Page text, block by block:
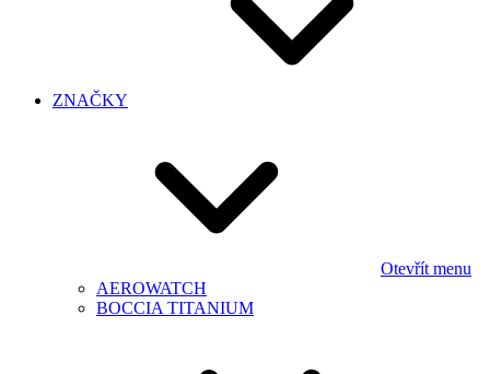
ZNAČKY
Otevřít menu
AEROWATCH
BOCCIA TITANIUM